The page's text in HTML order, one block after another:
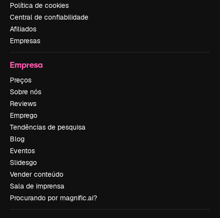
Política de cookies
Central de confiabilidade
Afiliados
Empresas
Empresa
Preços
Sobre nós
Reviews
Emprego
Tendências de pesquisa
Blog
Eventos
Slidesgo
Vender conteúdo
Sala de imprensa
Procurando por magnific.ai?